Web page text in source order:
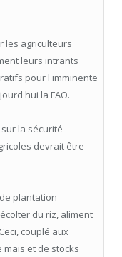
les agriculteurs
leurs intrants
pour l'imminente
la FAO.
la sécurité
devrait être
plantation
du riz, aliment
couplé aux
et de stocks